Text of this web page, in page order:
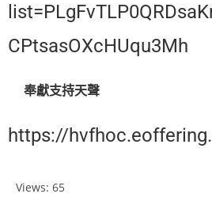
CPtsasOXcHUqu3Mh
奉獻支持天聲
https://
Views: 65